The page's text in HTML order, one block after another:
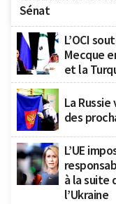
Sénat
L’OCI
Mecque
et la
La
des
L’UE
à la suite
l’Ukraine